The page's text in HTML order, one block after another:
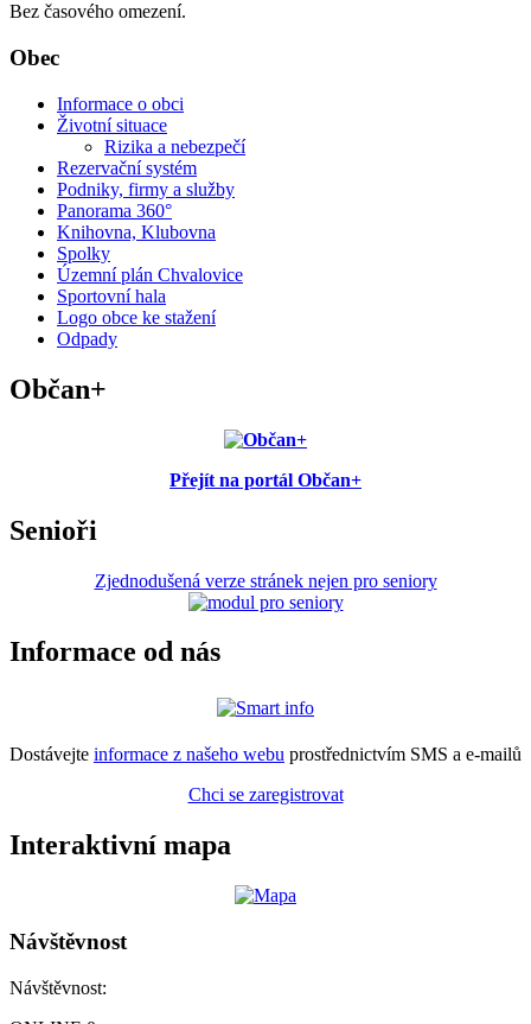
Bez časového omezení.
Obec
Informace o obci
Životní situace
Rizika a nebezpečí
Rezervační systém
Podniky, firmy a služby
Panorama 360°
Knihovna, Klubovna
Spolky
Územní plán Chvalovice
Sportovní hala
Logo obce ke stažení
Odpady
Občan+
Přejít na portál Občan+
Senioři
Zjednodušená verze stránek nejen pro seniory
Informace od nás
Dostávejte informace z našeho webu prostřednictvím SMS a e-mailů
Chci se zaregistrovat
Interaktivní mapa
Návštěvnost
Návštěvnost: